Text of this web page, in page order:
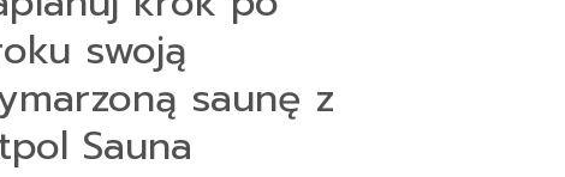
swoją
saunę z
Sauna